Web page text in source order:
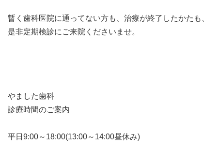
暫く歯科医院に通ってない方も、治療が終了したかたも、
是非定期検診にご来院くださいませ。
やました歯科
診療時間のご案内
平日9:00～18:00(13:00～14:00昼休み)